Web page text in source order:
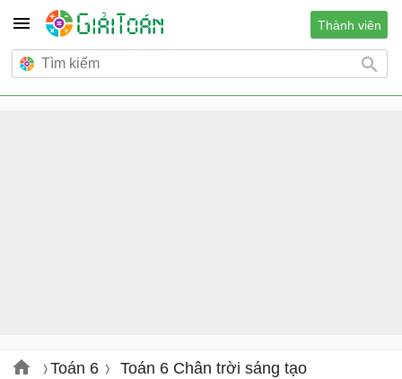
Thành viên
Toán 6 Toán 6 Chân trời sáng tạo